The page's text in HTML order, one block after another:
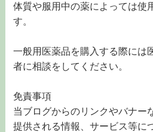
体質や服用中の薬によっては使
す。
一般用医薬品を購入する際には
者に相談をしてください。
免責事項
当ブログからのリンクやバナー
提供される情報、サービス等に